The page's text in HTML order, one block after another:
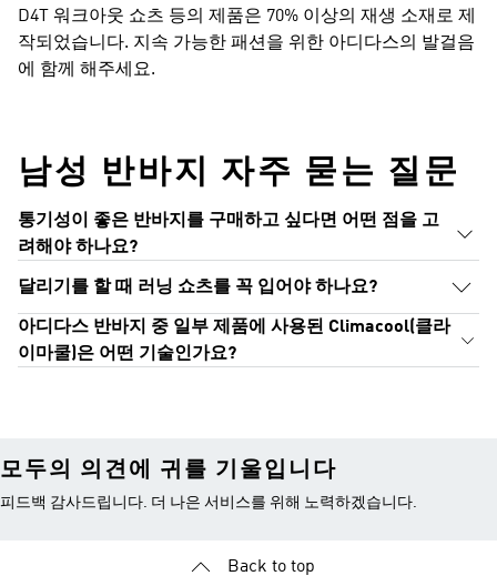
D4T 워크아웃 쇼츠 등의 제품은 70% 이상의 재생 소재로 제
작되었습니다. 지속 가능한 패션을 위한 아디다스의 발걸음
에 함께 해주세요.
남성 반바지 자주 묻는 질문
통기성이 좋은 반바지를 구매하고 싶다면 어떤 점을 고
려해야 하나요?
달리기를 할 때 러닝 쇼츠를 꼭 입어야 하나요?
아디다스 반바지 중 일부 제품에 사용된 Climacool(클라
이마쿨)은 어떤 기술인가요?
모두의 의견에 귀를 기울입니다
피드백 감사드립니다. 더 나은 서비스를 위해 노력하겠습니다.
Back to top